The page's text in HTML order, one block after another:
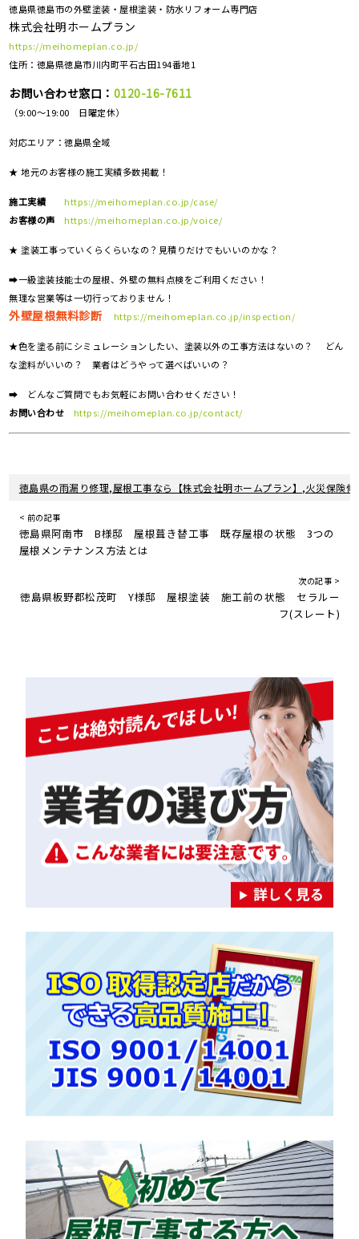
徳島県徳島市の外壁塗装・屋根塗装・防水リフォーム専門店
株式会社明ホームプラン
https://meihomeplan.co.jp/
住所：徳島県徳島市川内町平石古田194番地1
お問い合わせ窓口： 0120-16-7611
（9:00～19:00 日曜定休）
対応エリア：徳島県全域
★ 地元のお客様の施工実績多数掲載！
施工実績
https://meihomeplan.co.jp/case/
お客様の声
https://meihomeplan.co.jp/voice/
★ 塗装工事っていくらくらいなの？見積りだけでもいいのかな？
➡一級塗装技能士の屋根、外壁の無料点検をご利用ください！
無理な営業等は一切行っておりません！
外壁屋根無料診断 https://meihomeplan.co.jp/inspection/
★色を塗る前にシミュレーションしたい、塗装以外の工事方法はないの？ どん
な塗料がいいの？ 業者はどうやって選べばいいの？
➡ どんなご質問でもお気軽にお問い合わせください！
お問い合わせ
https://meihomeplan.co.jp/contact/
徳島県の雨漏り修理,屋根工事なら【株式会社明ホームプラン】,火災保険修
< 前の記事
徳島県阿南市 B様邸 屋根葺き替工事 既存屋根の状態 3つの
屋根メンテナンス方法とは
次の記事 >
徳島県板野郡松茂町 Y様邸 屋根塗装 施工前の状態 セラルー
フ(スレート)